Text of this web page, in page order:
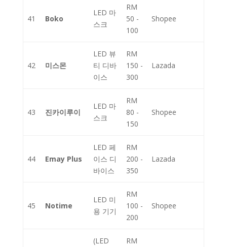
41 Boko
LED 마
스크
RM
50 -
100
Shopee
42 미스몬
LED 뷰
티 디바
이스
RM
150 -
300
Lazada
43 진카이루이
LED 마
스크
RM
80 -
150
Shopee
44 Emay Plus
LED 페
이스 디
바이스
RM
200 -
350
Lazada
45 Notime
LED 미
용 기기
RM
100 -
200
Shopee
(LED
RM